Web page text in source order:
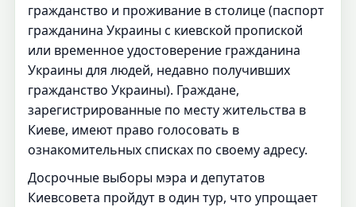
гражданство и проживание в столице (паспорт
гражданина Украины с киевской пропиской
или временное удостоверение гражданина
Украины для людей, недавно получивших
гражданство Украины). Граждане,
зарегистрированные по месту жительства в
Киеве, имеют право голосовать в
ознакомительных списках по своему адресу.
Досрочные выборы мэра и депутатов
Киевсовета пройдут в один тур, что упрощает